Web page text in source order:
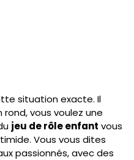
situation exacte. Il
vous voulez une
jeu de rôle enfant vous
Vous vous dites
passionnés, avec des